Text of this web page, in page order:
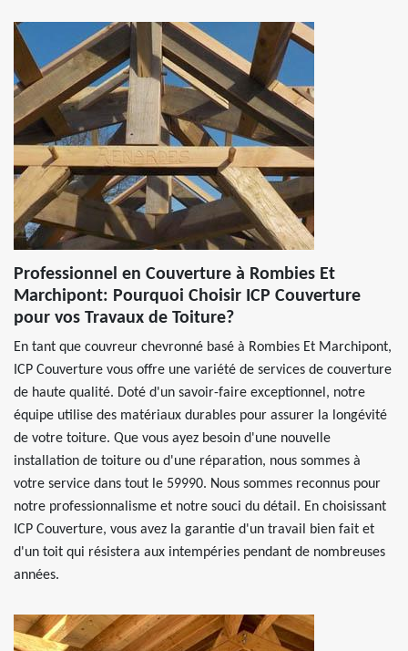
Professionnel en Couverture à Rombies Et
Marchipont: Pourquoi Choisir ICP Couverture
pour vos Travaux de Toiture?
En tant que couvreur chevronné basé à Rombies Et Marchipont,
ICP Couverture vous offre une variété de services de couverture
de haute qualité. Doté d'un savoir-faire exceptionnel, notre
équipe utilise des matériaux durables pour assurer la longévité
de votre toiture. Que vous ayez besoin d'une nouvelle
installation de toiture ou d'une réparation, nous sommes à
votre service dans tout le 59990. Nous sommes reconnus pour
notre professionnalisme et notre souci du détail. En choisissant
ICP Couverture, vous avez la garantie d'un travail bien fait et
d'un toit qui résistera aux intempéries pendant de nombreuses
années.